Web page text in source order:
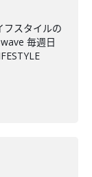
フスタイルの
毎週日